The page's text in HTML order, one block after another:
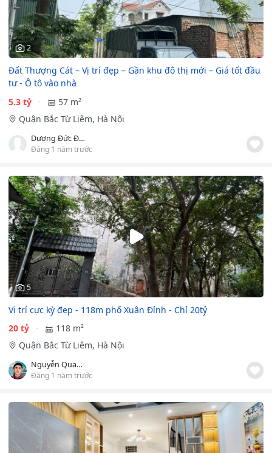
2
Đất Thượng Cát – Vị trí đẹp – Gần khu đô thị mới – Giá tốt đầu
tư - Ô tô vào nhà
5.3 tỷ
57 m²
Quận Bắc Từ Liêm, Hà Nội
Dương Đức Đạt
Đăng 1 năm trước
5
Vị trí cực kỳ đẹp - 118m phố Xuân Đỉnh - Chỉ 20tỷ
20 tỷ
118 m²
Quận Bắc Từ Liêm, Hà Nội
Nguyễn Quang Trường
Đăng 1 năm trước